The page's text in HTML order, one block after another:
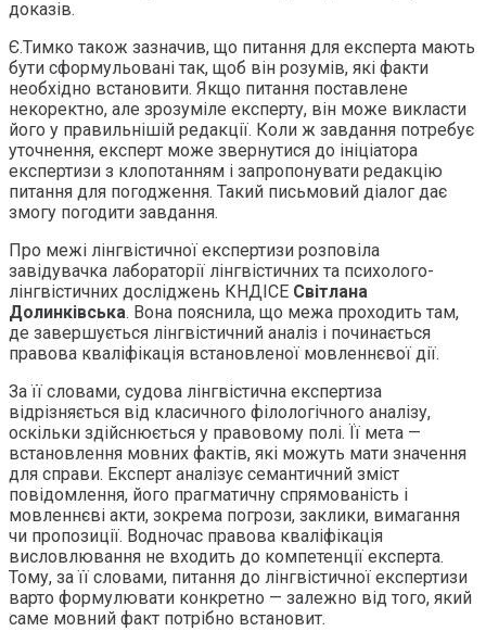
доказів.
Є.Тимко також зазначив, що питання для експерта мають
бути сформульовані так, щоб він розумів, які факти
необхідно встановити. Якщо питання поставлене
некоректно, але зрозуміле експерту, він може викласти
його у правильнішій редакції. Коли ж завдання потребує
уточнення, експерт може звернутися до ініціатора
експертизи з клопотанням і запропонувати редакцію
питання для погодження. Такий письмовий діалог дає
змогу погодити завдання.
Про межі лінгвістичної експертизи розповіла
завідувачка лабораторії лінгвістичних та психолого-
лінгвістичних досліджень КНДІСЕ Світлана
Долинківська. Вона пояснила, що межа проходить там,
де завершується лінгвістичний аналіз і починається
правова кваліфікація встановленої мовленнєвої дії.
За її словами, судова лінгвістична експертиза
відрізняється від класичного філологічного аналізу,
оскільки здійснюється у правовому полі. Її мета —
встановлення мовних фактів, які можуть мати значення
для справи. Експерт аналізує семантичний зміст
повідомлення, його прагматичну спрямованість і
мовленнєві акти, зокрема погрози, заклики, вимагання
чи пропозиції. Водночас правова кваліфікація
висловлювання не входить до компетенції експерта.
Тому, за її словами, питання до лінгвістичної експертизи
варто формулювати конкретно — залежно від того, який
саме мовний факт потрібно встановит.